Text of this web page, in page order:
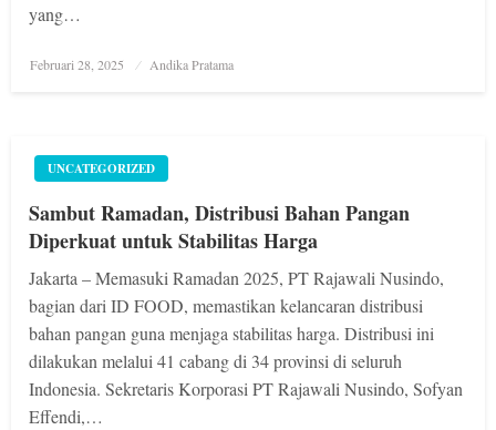
yang…
Posted
Februari 28, 2025 Andika Pratama
UNCATEGORIZED
Sambut Ramadan, Distribusi Bahan Pangan
Diperkuat untuk Stabilitas Harga
Jakarta – Memasuki Ramadan 2025, PT Rajawali Nusindo,
bagian dari ID FOOD, memastikan kelancaran distribusi
bahan pangan guna menjaga stabilitas harga. Distribusi ini
dilakukan melalui 41 cabang di 34 provinsi di seluruh
Indonesia. Sekretaris Korporasi PT Rajawali Nusindo, Sofyan
Effendi,…